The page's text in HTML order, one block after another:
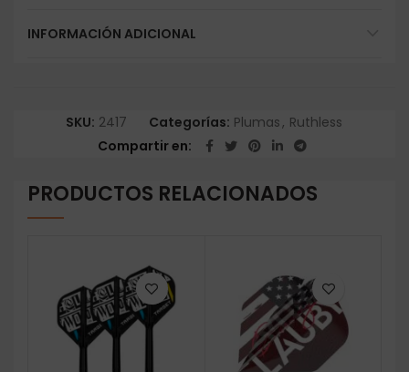
INFORMACIÓN ADICIONAL
SKU: 2417 Categorías: Plumas, Ruthless
Compartir en
PRODUCTOS RELACIONADOS